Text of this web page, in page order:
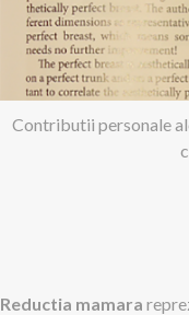
Contributii personale
Reductia mamara